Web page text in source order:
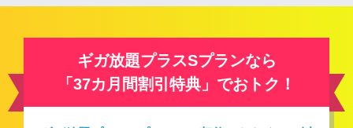
ギガ放題プラスSプランなら
「37カ月間割引特典」でおトク！